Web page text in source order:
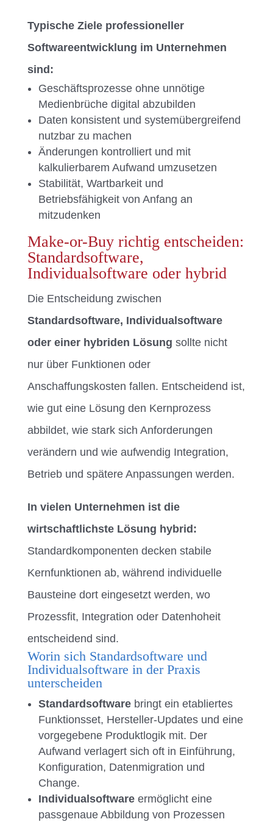
Typische Ziele professioneller
Softwareentwicklung im Unternehmen
sind:
Geschäftsprozesse ohne unnötige
Medienbrüche digital abzubilden
Daten konsistent und systemübergreifend
nutzbar zu machen
Änderungen kontrolliert und mit
kalkulierbarem Aufwand umzusetzen
Stabilität, Wartbarkeit und
Betriebsfähigkeit von Anfang an
mitzudenken
Make-or-Buy richtig entscheiden:
Standardsoftware,
Individualsoftware oder hybrid
Die Entscheidung zwischen
Standardsoftware, Individualsoftware
oder einer hybriden Lösung sollte nicht
nur über Funktionen oder
Anschaffungskosten fallen. Entscheidend ist,
wie gut eine Lösung den Kernprozess
abbildet, wie stark sich Anforderungen
verändern und wie aufwendig Integration,
Betrieb und spätere Anpassungen werden.
In vielen Unternehmen ist die
wirtschaftlichste Lösung hybrid:
Standardkomponenten decken stabile
Kernfunktionen ab, während individuelle
Bausteine dort eingesetzt werden, wo
Prozessfit, Integration oder Datenhoheit
entscheidend sind.
Worin sich Standardsoftware und
Individualsoftware in der Praxis
unterscheiden
Standardsoftwarebringt ein etabliertes
Funktionsset, Hersteller-Updates und eine
vorgegebene Produktlogik mit. Der
Aufwand verlagert sich oft in Einführung,
Konfiguration, Datenmigration und
Change.
Individualsoftwareermöglicht eine
passgenaue Abbildung von Prozessen